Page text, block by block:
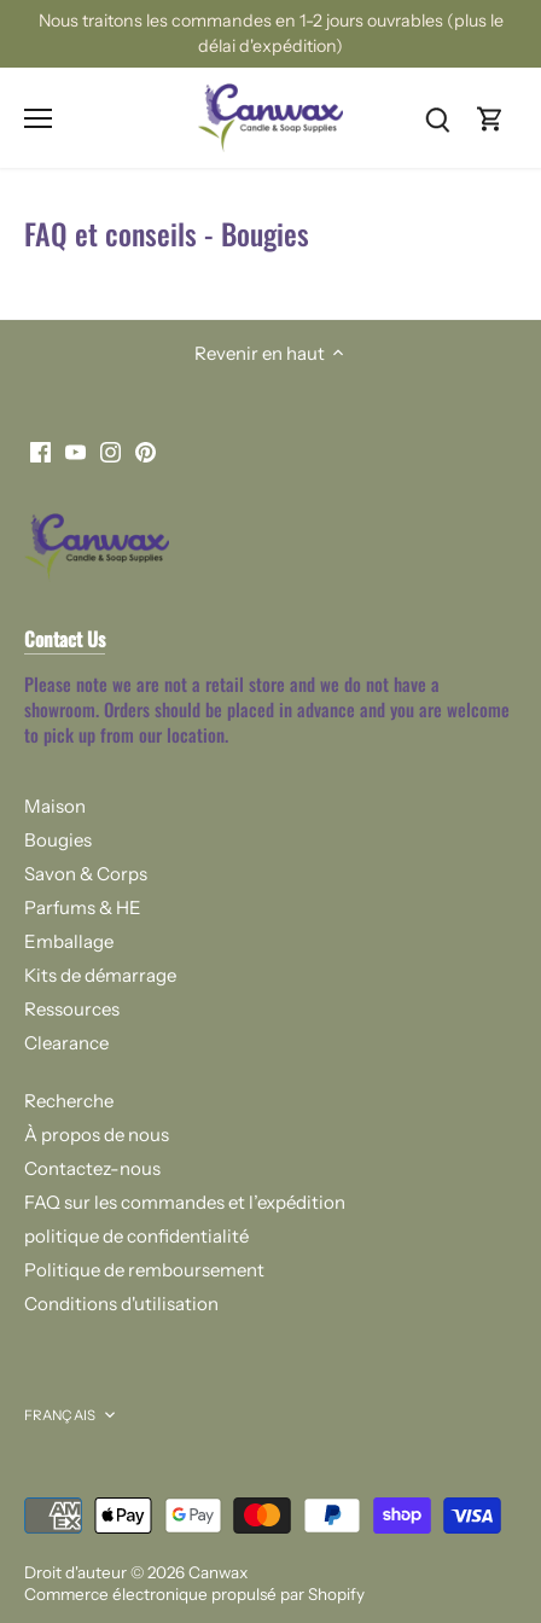
Passer
contenu
Nous traitons les commandes en 1-2 jours ouvrables (plus le
délai d'expédition)
FAQ et conseils - Bougies
Revenir en haut
Contact Us
Please note we are not a retail store and we do not have a
showroom. Orders should be placed in advance and you are welcome
to pick up from our location.
Maison
Bougies
Savon & Corps
Parfums & HE
Emballage
Kits de démarrage
Ressources
Clearance
Recherche
À propos de nous
Contactez-nous
FAQ sur les commandes et l’expédition
politique de confidentialité
Politique de remboursement
Conditions d'utilisation
Langue
FRANÇAIS
Droit d'auteur © 2026Canwax
Commerce électronique propulsé par Shopify